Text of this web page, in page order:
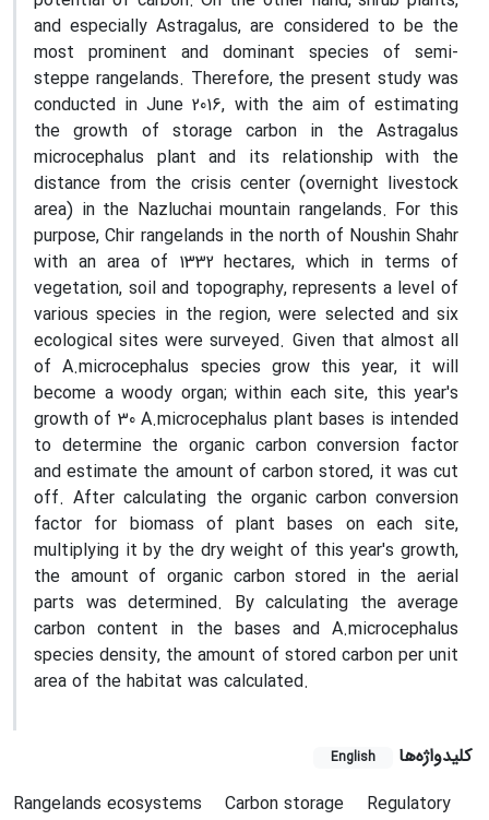
and especially Astragalus, are considered to be the
most prominent and dominant species of semi-
steppe rangelands. Therefore, the present study was
conducted in June 2016, with the aim of estimating
the growth of storage carbon in the Astragalus
microcephalus plant and its relationship with the
distance from the crisis center (overnight livestock
area) in the Nazluchai mountain rangelands. For this
purpose, Chir rangelands in the north of Noushin Shahr
with an area of 1332 hectares, which in terms of
vegetation, soil and topography, represents a level of
various species in the region, were selected and six
ecological sites were surveyed. Given that almost all
of A.microcephalus species grow this year, it will
become a woody organ; within each site, this year's
growth of 30 A.microcephalus plant bases is intended
to determine the organic carbon conversion factor
and estimate the amount of carbon stored, it was cut
off. After calculating the organic carbon conversion
factor for biomass of plant bases on each site,
multiplying it by the dry weight of this year's growth,
the amount of organic carbon stored in the aerial
parts was determined. By calculating the average
carbon content in the bases and A.microcephalus
species density, the amount of stored carbon per unit
area of the habitat was calculated.
کلیدواژه‌ها English
Rangelands ecosystems Carbon storage
Regulatory